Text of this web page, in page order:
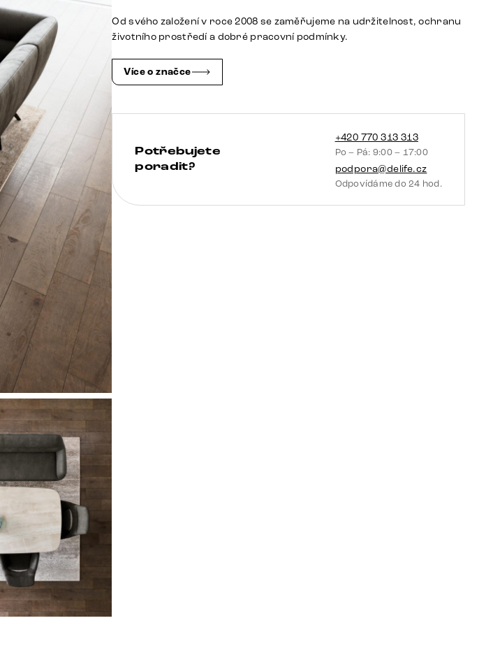
antracit
vintage
Od svého založení v roce 2008 se zaměřujeme na udržitelnost, ochranu
životního prostředí a dobré pracovní podmínky.
Více o značce
Potřebujete
poradit?
+420 770 313 313
Po – Pá: 9:00 – 17:00
podpora@delife.cz
Odpovídáme do 24 hod.